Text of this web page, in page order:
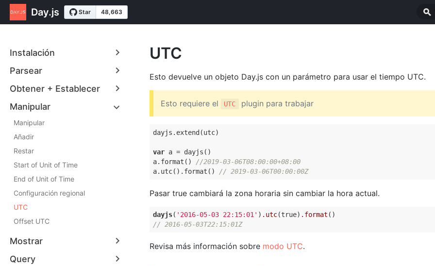
Day.js
Instalación
Parsear
Obtener + Establecer
Manipular
Manipular
Añadir
Restar
Start of Unit of Time
End of Unit of Time
Configuración regional
UTC
Offset UTC
Mostrar
Query
UTC
Esto devuelve un objeto Day.js con un parámetro para usar el tiempo UTC.
Esto requiere el UTC plugin para trabajar
dayjs.extend(utc)
var a = dayjs()
a.format()
//2019-03-06T08:00:00+08:00
a.utc().format()
// 2019-03-06T00:00:00Z
Pasar true cambiará la zona horaria sin cambiar la hora actual.
dayjs( '2016-05-03 22:15:01' ) .utc(true) .format
// 2016-05-03T22:15:01Z
Revisa más información sobre modo UTC.